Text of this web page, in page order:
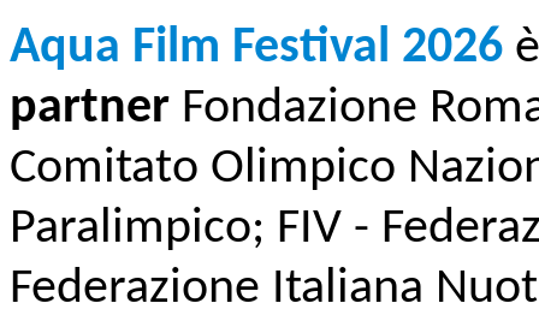
Aqua Film Festival 2026
partner Fondazione
Comitato Olimpico
Paralimpico; FIV -
Federazione Italiana